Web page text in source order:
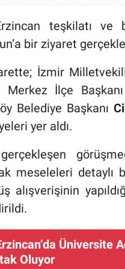
teşkilatı ve
bir ziyaret
İzmir
Merkez İlçe Başkanı
Belediye Başkanı
yer aldı.
meseleleri detaylı
alışverişinin
Üniversite
Oluyor